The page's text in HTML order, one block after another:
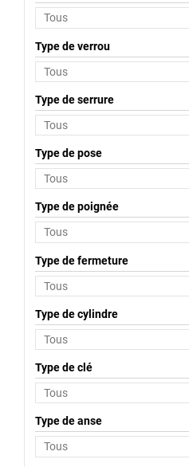
Type de verrou
Type de serrure
Type de pose
Type de poignée
Type de fermeture
Type de cylindre
Type de clé
Type de anse